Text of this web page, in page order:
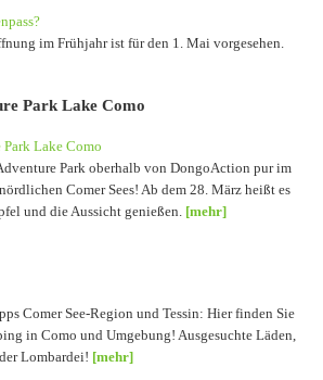
im Frühjahr ist für den 1. Mai vorgesehen.
Park Lake Como
Park oberhalb von DongoAction pur im
Comer Sees! Ab dem 28. März heißt es
und die Aussicht genießen. [mehr]
Comer See-Region und Tessin: Hier finden Sie
in Como und Umgebung! Ausgesuchte Läden,
Lombardei! [mehr]